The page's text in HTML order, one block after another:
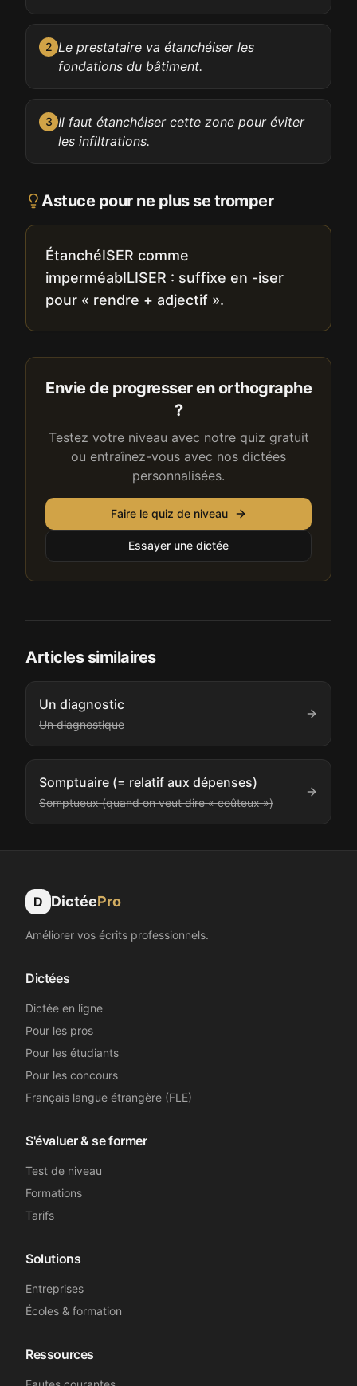
2 Le prestataire va étanchéiser les
fondations du bâtiment.
3 Il faut étanchéiser cette zone pour éviter
les infiltrations.
Astuce pour ne plus se tromper
ÉtanchéISER comme
imperméabILISER : suffixe en -iser
pour « rendre + adjectif ».
Envie de progresser en orthographe
?
Testez votre niveau avec notre quiz gratuit
ou entraînez-vous avec nos dictées
personnalisées.
Faire le quiz de niveau
Essayer une dictée
Articles similaires
Un diagnostic
Un diagnostique
Somptuaire (= relatif aux dépenses)
Somptueux (quand on veut dire « coûteux »)
D DictéePro
Améliorer vos écrits professionnels.
Dictées
Dictée en ligne
Pour les pros
Pour les étudiants
Pour les concours
Français langue étrangère (FLE)
S'évaluer & se former
Test de niveau
Formations
Tarifs
Solutions
Entreprises
Écoles & formation
Ressources